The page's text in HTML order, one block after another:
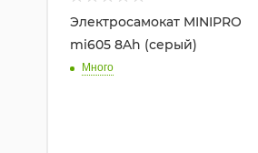
Электросамокат MINIPRO
mi605 8Ah (серый)
Много